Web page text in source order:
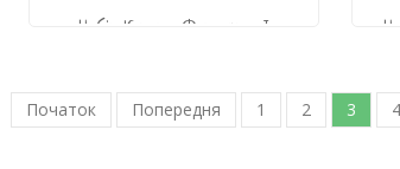
Набір Кухаря: Фартушок І
Початок Попередня 1 2 3 4